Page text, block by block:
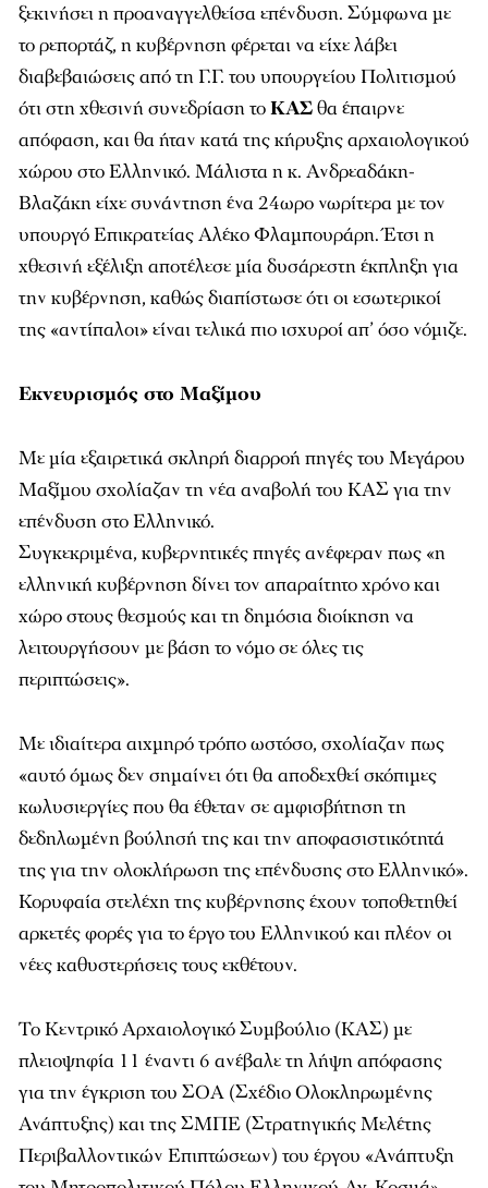
ξεκινήσει η προαναγγελθείσα επένδυση. Σύμφωνα με
το ρεπορτάζ, η κυβέρνηση φέρεται να είχε λάβει
διαβεβαιώσεις από τη Γ.Γ. του υπουργείου Πολιτισμού
ότι στη χθεσινή συνεδρίαση τοΚΑΣθα έπαιρνε
απόφαση, και θα ήταν κατά της κήρυξης αρχαιολογικού
χώρου στο Ελληνικό. Μάλιστα η κ. Ανδρεαδάκη-
Βλαζάκη είχε συνάντηση ένα 24ωρο νωρίτερα με τον
υπουργό Επικρατείας Αλέκο Φλαμπουράρη. Έτσι η
χθεσινή εξέλιξη αποτέλεσε μία δυσάρεστη έκπληξη για
την κυβέρνηση, καθώς διαπίστωσε ότι οι εσωτερικοί
της «αντίπαλοι» είναι τελικά πιο ισχυροί απ’ όσο νόμιζε.
Εκνευρισμός στο Μαξίμου
Με μία εξαιρετικά σκληρή διαρροή πηγές του Μεγάρου
Μαξίμου σχολίαζαν τη νέα αναβολή του ΚΑΣ για την
επένδυση στο Ελληνικό.
Συγκεκριμένα, κυβερνητικές πηγές ανέφεραν πως «η
ελληνική κυβέρνηση δίνει τον απαραίτητο χρόνο και
χώρο στους θεσμούς και τη δημόσια διοίκηση να
λειτουργήσουν με βάση το νόμο σε όλες τις
περιπτώσεις».
Με ιδιαίτερα αιχμηρό τρόπο ωστόσο, σχολίαζαν πως
«αυτό όμως δεν σημαίνει ότι θα αποδεχθεί σκόπιμες
κωλυσιεργίες που θα έθεταν σε αμφισβήτηση τη
δεδηλωμένη βούλησή της και την αποφασιστικότητά
της για την ολοκλήρωση της επένδυσης στο Ελληνικό».
Κορυφαία στελέχη της κυβέρνησης έχουν τοποθετηθεί
αρκετές φορές για το έργο του Ελληνικού και πλέον οι
νέες καθυστερήσεις τους εκθέτουν.
Το Κεντρικό Αρχαιολογικό Συμβούλιο (ΚΑΣ) με
πλειοψηφία 11 έναντι 6 ανέβαλε τη λήψη απόφασης
για την έγκριση του ΣΟΑ (Σχέδιο Ολοκληρωμένης
Ανάπτυξης) και της ΣΜΠΕ (Στρατηγικής Μελέτης
Περιβαλλοντικών Επιπτώσεων) του έργου «Ανάπτυξη